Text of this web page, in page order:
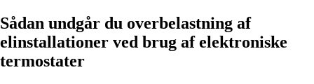
Sådan undgår du overbelastning af
elinstallationer ved brug af elektroniske
termostater